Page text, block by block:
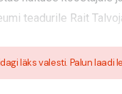
teadurile Rait
läks valesti. Palun laadi